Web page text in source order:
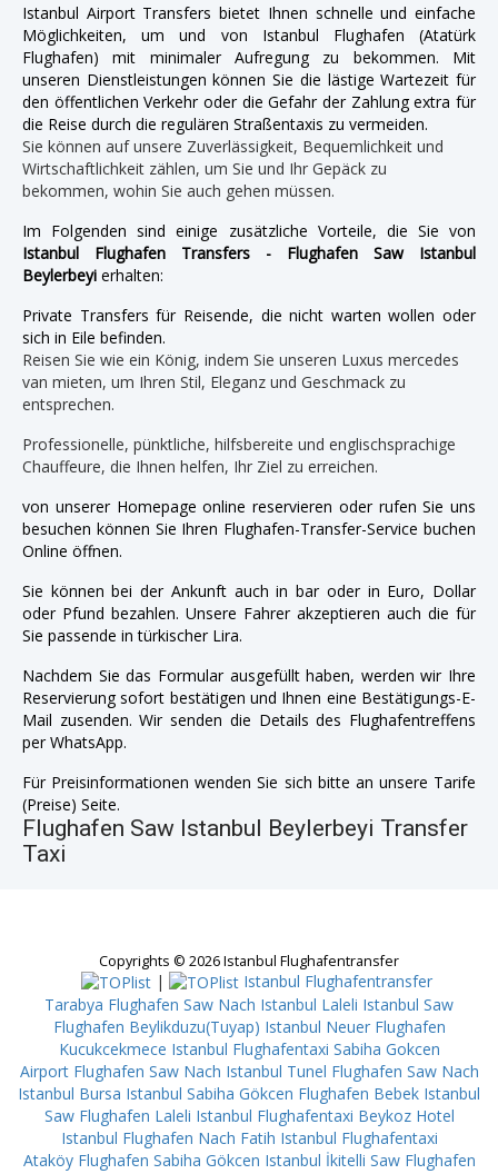
Istanbul Airport Transfers bietet Ihnen schnelle und einfache
Möglichkeiten, um und von Istanbul Flughafen (Atatürk
Flughafen) mit minimaler Aufregung zu bekommen. Mit
unseren Dienstleistungen können Sie die lästige Wartezeit für
den öffentlichen Verkehr oder die Gefahr der Zahlung extra für
die Reise durch die regulären Straßentaxis zu vermeiden.
Sie können auf unsere Zuverlässigkeit, Bequemlichkeit und
Wirtschaftlichkeit zählen, um Sie und Ihr Gepäck zu
bekommen, wohin Sie auch gehen müssen.
Im Folgenden sind einige zusätzliche Vorteile, die Sie von
Istanbul Flughafen Transfers - Flughafen Saw Istanbul
Beylerbeyi erhalten:
Private Transfers für Reisende, die nicht warten wollen oder
sich in Eile befinden.
Reisen Sie wie ein König, indem Sie unseren Luxus mercedes
van mieten, um Ihren Stil, Eleganz und Geschmack zu
entsprechen.
Professionelle, pünktliche, hilfsbereite und englischsprachige
Chauffeure, die Ihnen helfen, Ihr Ziel zu erreichen.
von unserer Homepage online reservieren oder rufen Sie uns
besuchen können Sie Ihren Flughafen-Transfer-Service buchen
Online öffnen.
Sie können bei der Ankunft auch in bar oder in Euro, Dollar
oder Pfund bezahlen. Unsere Fahrer akzeptieren auch die für
Sie passende in türkischer Lira.
Nachdem Sie das Formular ausgefüllt haben, werden wir Ihre
Reservierung sofort bestätigen und Ihnen eine Bestätigungs-E-
Mail zusenden. Wir senden die Details des Flughafentreffens
per WhatsApp.
Für Preisinformationen wenden Sie sich bitte an unsere Tarife
(Preise) Seite.
Flughafen Saw Istanbul Beylerbeyi Transfer
Taxi
Copyrights © 2026 Istanbul Flughafentransfer
|
Istanbul Flughafentransfer
Tarabya Flughafen Saw Nach Istanbul Laleli Istanbul Saw
Flughafen Beylikduzu(Tuyap) Istanbul Neuer Flughafen
Kucukcekmece Istanbul Flughafentaxi Sabiha Gokcen
Airport Flughafen Saw Nach Istanbul Tunel Flughafen Saw Nach
Istanbul Bursa Istanbul Sabiha Gökcen Flughafen Bebek Istanbul
Saw Flughafen Laleli Istanbul Flughafentaxi Beykoz Hotel
Istanbul Flughafen Nach Fatih Istanbul Flughafentaxi
Ataköy Flughafen Sabiha Gökcen Istanbul İkitelli Saw Flughafen